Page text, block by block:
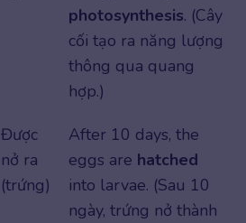
photosynthesis. (Cây
cối tạo ra năng lượng
thông qua quang
hợp.)
Được
nở ra
(trứng)
After 10 days, the
eggs are hatched
into larvae. (Sau 10
ngày, trứng nở thành